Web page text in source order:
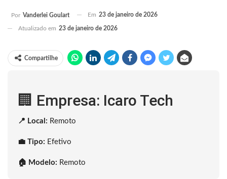
Por Vanderlei Goulart Em 23 de janeiro de 2026
Atualizado em 23 de janeiro de 2026
Compartilhe
🏢 Empresa: Icaro Tech
📍 Local: Remoto
💼 Tipo: Efetivo
🏠 Modelo: Remoto